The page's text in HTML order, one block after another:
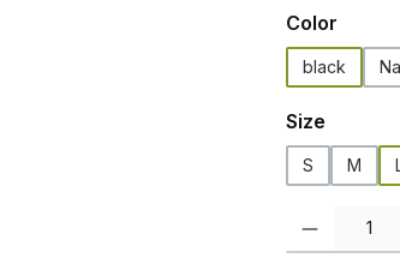
Select
Color
black
Select
Size
S M
Product